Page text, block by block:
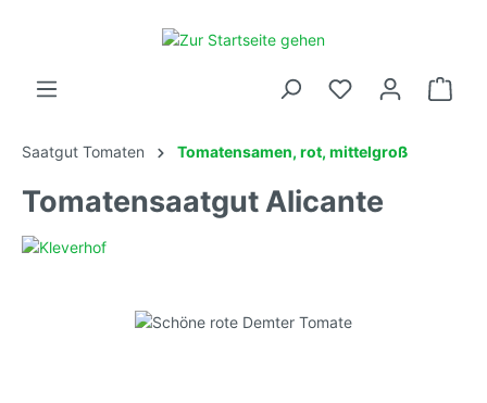
Saatgut Tomaten Tomatensamen, rot, mittelgroß
Tomatensaatgut Alicante